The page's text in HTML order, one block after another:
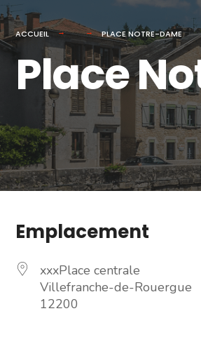
ACCUEIL PLACE NOTRE-DAME
Place
Emplacement
xxxPlace centrale
Villefranche-de-Rouergue
12200